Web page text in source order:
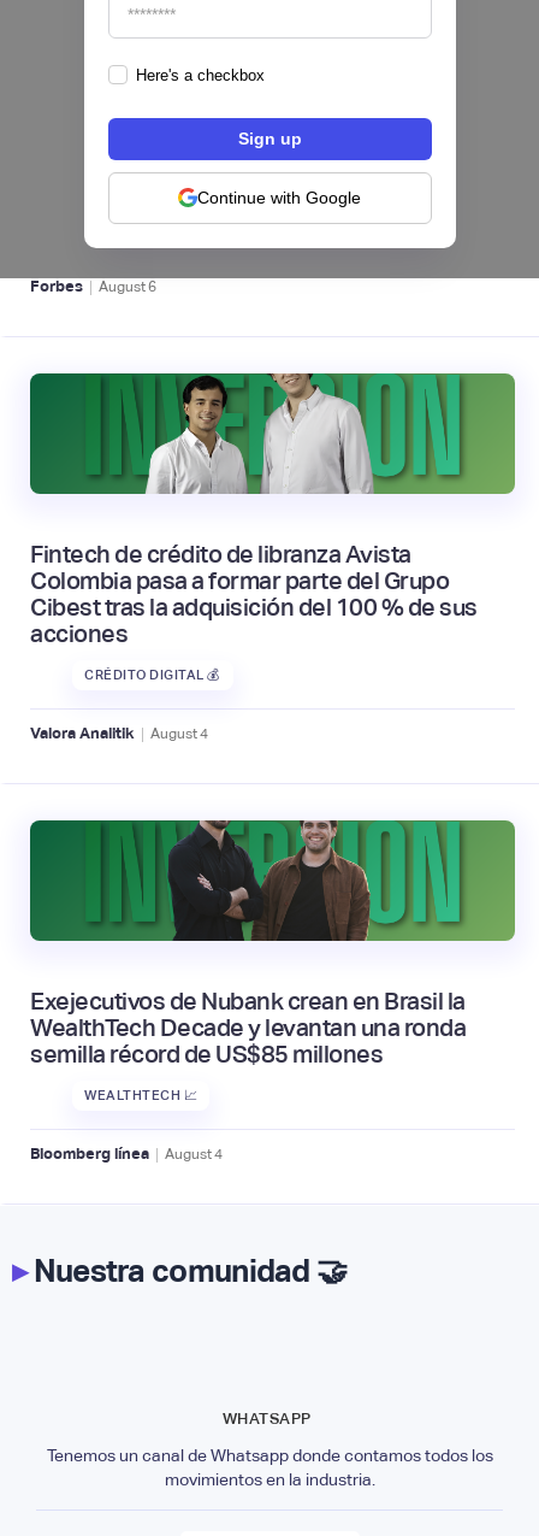
Here's a checkbox
Continue with Google
hiSofi, Fintech de gestión de cobranzas,
levanta US$1 millón para instalar un hub
regional en Uruguay
BFM 👔
Forbes | August6
Fintech de crédito de libranza Avista
Colombia pasa a formar parte del Grupo
Cibest tras la adquisición del 100 % de sus
acciones
CRÉDITO DIGITAL 💰
Valora Analitik | August4
Exejecutivos de Nubank crean en Brasil la
WealthTech Decade y levantan una ronda
semilla récord de US$85 millones
WEALTHTECH 📈
Bloomberg línea | August4
▸Nuestra comunidad 🤝
WHATSAPP
Tenemos un canal de Whatsapp donde contamos todos los
movimientos en la industria.